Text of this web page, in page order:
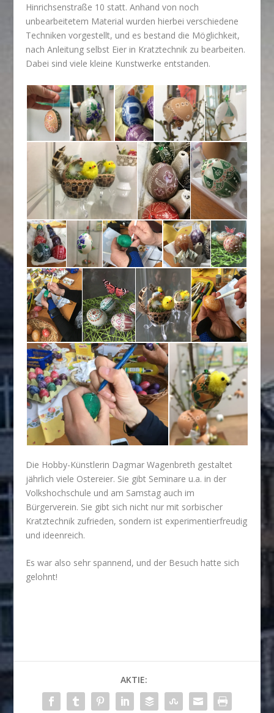
Hinrichsenstraße 10 statt. Anhand von noch
unbearbeitetem Material wurden hierbei verschiedene
Techniken vorgestellt, und es bestand die Möglichkeit,
nach Anleitung selbst Eier in Kratztechnik zu bearbeiten.
Dabei sind viele kleine Kunstwerke entstanden.
Die Hobby-Künstlerin Dagmar Wagenbreth gestaltet
jährlich viele Ostereier. Sie gibt Seminare u.a. in der
Volkshochschule und am Samstag auch im
Bürgerverein. Sie gibt sich nicht nur mit sorbischer
Kratztechnik zufrieden, sondern ist experimentierfreudig
und ideenreich.
Es war also sehr spannend, und der Besuch hatte sich
gelohnt!
AKTIE: